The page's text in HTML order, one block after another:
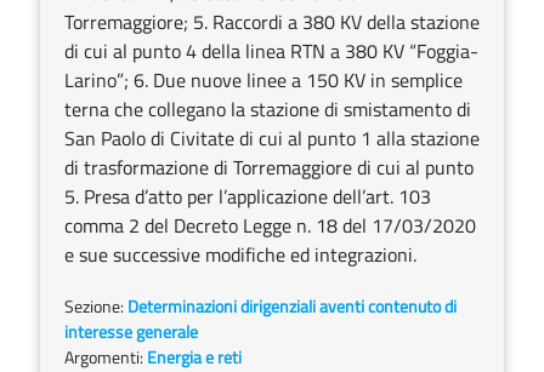
Torremaggiore; 5. Raccordi a 380 KV della stazione
di cui al punto 4 della linea RTN a 380 KV “Foggia-
Larino”; 6. Due nuove linee a 150 KV in semplice
terna che collegano la stazione di smistamento di
San Paolo di Civitate di cui al punto 1 alla stazione
di trasformazione di Torremaggiore di cui al punto
5. Presa d’atto per l’applicazione dell’art. 103
comma 2 del Decreto Legge n. 18 del 17/03/2020
e sue successive modifiche ed integrazioni.
Sezione: Determinazioni dirigenziali aventi contenuto di
interesse generale
Argomenti: Energia e reti